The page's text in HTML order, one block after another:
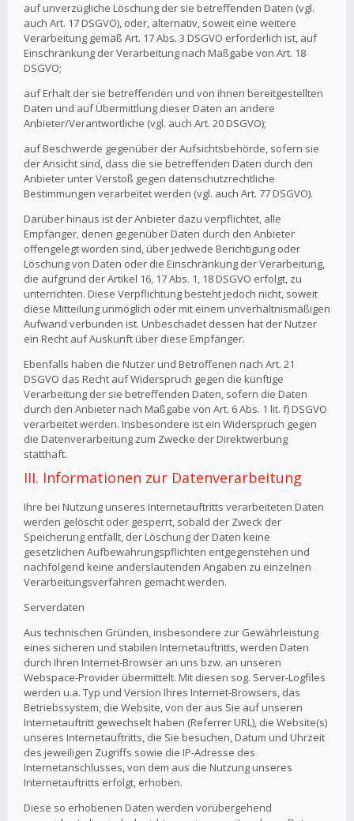
auf unverzügliche Löschung der sie betreffenden Daten (vgl.
auch Art. 17 DSGVO), oder, alternativ, soweit eine weitere
Verarbeitung gemäß Art. 17 Abs. 3 DSGVO erforderlich ist, auf
Einschränkung der Verarbeitung nach Maßgabe von Art. 18
DSGVO;
auf Erhalt der sie betreffenden und von ihnen bereitgestellten
Daten und auf Übermittlung dieser Daten an andere
Anbieter/Verantwortliche (vgl. auch Art. 20 DSGVO);
auf Beschwerde gegenüber der Aufsichtsbehörde, sofern sie
der Ansicht sind, dass die sie betreffenden Daten durch den
Anbieter unter Verstoß gegen datenschutzrechtliche
Bestimmungen verarbeitet werden (vgl. auch Art. 77 DSGVO).
Darüber hinaus ist der Anbieter dazu verpflichtet, alle
Empfänger, denen gegenüber Daten durch den Anbieter
offengelegt worden sind, über jedwede Berichtigung oder
Löschung von Daten oder die Einschränkung der Verarbeitung,
die aufgrund der Artikel 16, 17 Abs. 1, 18 DSGVO erfolgt, zu
unterrichten. Diese Verpflichtung besteht jedoch nicht, soweit
diese Mitteilung unmöglich oder mit einem unverhältnismäßigen
Aufwand verbunden ist. Unbeschadet dessen hat der Nutzer
ein Recht auf Auskunft über diese Empfänger.
Ebenfalls haben die Nutzer und Betroffenen nach Art. 21
DSGVO das Recht auf Widerspruch gegen die künftige
Verarbeitung der sie betreffenden Daten, sofern die Daten
durch den Anbieter nach Maßgabe von Art. 6 Abs. 1 lit. f) DSGVO
verarbeitet werden. Insbesondere ist ein Widerspruch gegen
die Datenverarbeitung zum Zwecke der Direktwerbung
statthaft.
III. Informationen zur Datenverarbeitung
Ihre bei Nutzung unseres Internetauftritts verarbeiteten Daten
werden gelöscht oder gesperrt, sobald der Zweck der
Speicherung entfällt, der Löschung der Daten keine
gesetzlichen Aufbewahrungspflichten entgegenstehen und
nachfolgend keine anderslautenden Angaben zu einzelnen
Verarbeitungsverfahren gemacht werden.
Serverdaten
Aus technischen Gründen, insbesondere zur Gewährleistung
eines sicheren und stabilen Internetauftritts, werden Daten
durch Ihren Internet-Browser an uns bzw. an unseren
Webspace-Provider übermittelt. Mit diesen sog. Server-Logfiles
werden u.a. Typ und Version Ihres Internet-Browsers, das
Betriebssystem, die Website, von der aus Sie auf unseren
Internetauftritt gewechselt haben (Referrer URL), die Website(s)
unseres Internetauftritts, die Sie besuchen, Datum und Uhrzeit
des jeweiligen Zugriffs sowie die IP-Adresse des
Internetanschlusses, von dem aus die Nutzung unseres
Internetauftritts erfolgt, erhoben.
Diese so erhobenen Daten werden vorübergehend